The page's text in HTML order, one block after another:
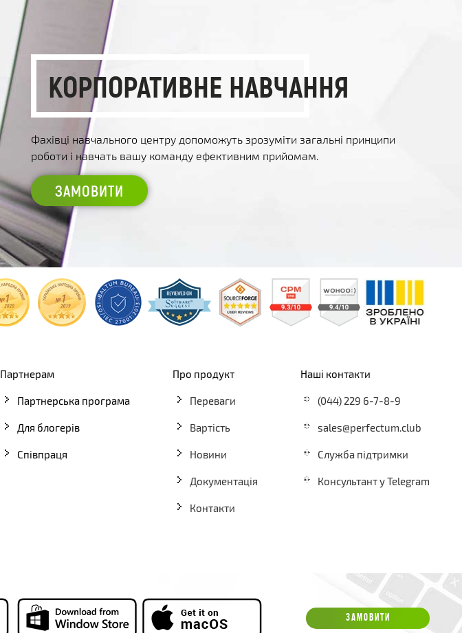
КОРПОРАТИВНЕ НАВЧАННЯ
Фахівці навчального центру допоможуть зрозуміти загальні принципи
роботи і навчать вашу команду ефективним прийомам.
ЗАМОВИТИ
Партнерам
Партнерська програма
Для блогерів
Співпраця
Про продукт
Переваги
Вартість
Новини
Документація
Контакти
Наші контакти
(044) 229 6-7-8-9
sales@perfectum.club
Служба підтримки
Консультант у Telegram
ЗАМОВИТИ